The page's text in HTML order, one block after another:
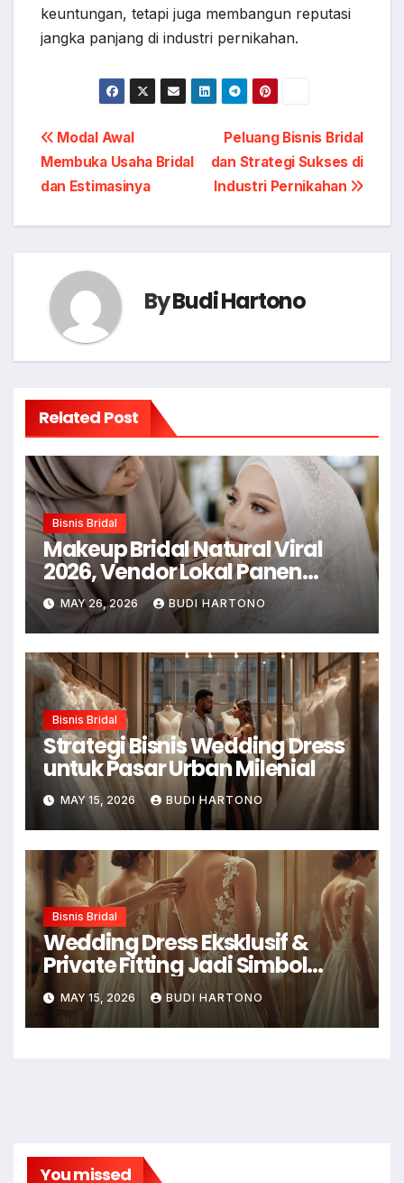
keuntungan, tetapi juga membangun reputasi
jangka panjang di industri pernikahan.
Post
navigation
Peluang Bisnis Bridal
dan Strategi Sukses di
Industri Pernikahan
Modal Awal
Membuka Usaha Bridal
dan Estimasinya
ByBudi Hartono
Related Post
Bisnis Bridal
Makeup Bridal Natural Viral
2026, Vendor Lokal Panen
Pesanan
MAY 26, 2026 BUDI HARTONO
Bisnis Bridal
Strategi Bisnis Wedding Dress
untuk Pasar Urban Milenial
MAY 15, 2026 BUDI HARTONO
Bisnis Bridal
Wedding Dress Eksklusif &
Private Fitting Jadi Simbol
Gaya Hidup
MAY 15, 2026 BUDI HARTONO
You missed